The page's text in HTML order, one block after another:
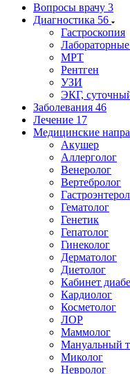
Вопросы врачу 3
Диагностика 56
Гастроскопия
МРТ
Рентген
УЗИ
ЭКГ,
Заболевания 46
Лечение 17
Медицинские
Акушер
Аллерголог
Венеролог
Вертебролог
Гематолог
Генетик
Гепатолог
Гинеколог
Дерматолог
Диетолог
Кабинет
Кардиолог
Косметолог
ЛОР
Маммолог
Мануальный
Миколог
Невролог